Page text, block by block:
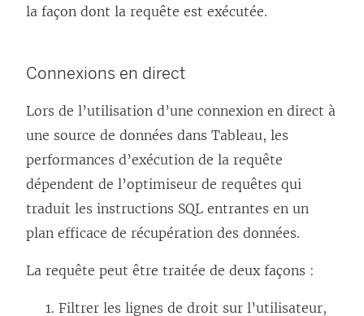
la façon dont la requête est exécutée.
Connexions en direct
Lors de l’utilisation d’une connexion en direct à
une source de données dans Tableau, les
performances d’exécution de la requête
dépendent de l’optimiseur de requêtes qui
traduit les instructions SQL entrantes en un
plan efficace de récupération des données.
La requête peut être traitée de deux façons :
Filtrer les lignes de droit sur l’utilisateur,